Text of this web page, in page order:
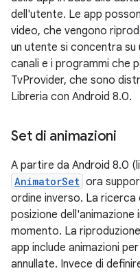
dell'utente. Le app
video, che vengono
un utente si concentra su
canali e i programmi che
TvProvider, che sono
Libreria con Android 8.0.
Set di animazioni
A partire da Android 8.0
AnimatorSet ora
ordine inverso. La
posizione
momento. La
app include animazioni
annullate. Invece di